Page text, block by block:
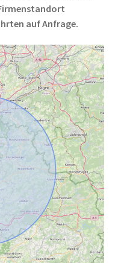
auf Anfrage.